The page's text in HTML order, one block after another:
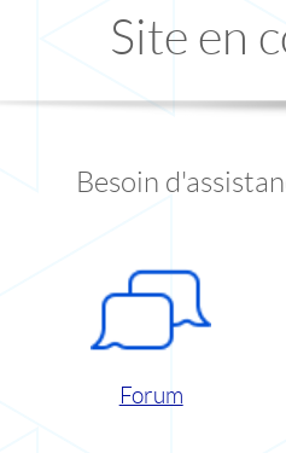
Site en
Besoin
Forum